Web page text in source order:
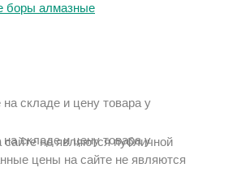
боры алмазные
складе и цену товара у
не являются публичной
складе и цену товара у
цены на сайте не являются